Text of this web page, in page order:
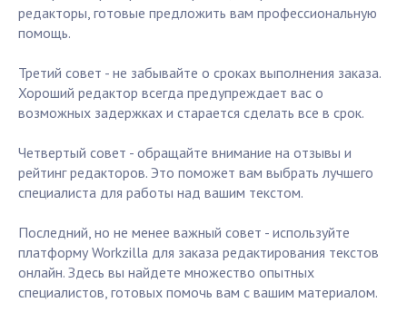
редакторы, готовые предложить вам профессиональную
помощь.
Третий совет - не забывайте о сроках выполнения заказа.
Хороший редактор всегда предупреждает вас о
возможных задержках и старается сделать все в срок.
Четвертый совет - обращайте внимание на отзывы и
рейтинг редакторов. Это поможет вам выбрать лучшего
специалиста для работы над вашим текстом.
Последний, но не менее важный совет - используйте
платформу Workzilla для заказа редактирования текстов
онлайн. Здесь вы найдете множество опытных
специалистов, готовых помочь вам с вашим материалом.